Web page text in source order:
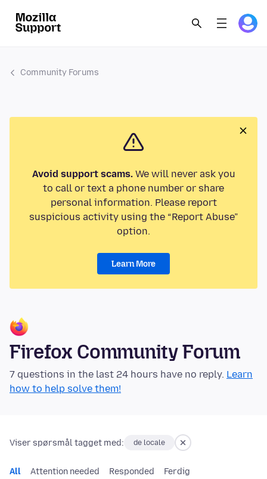
Community Forums
Avoid support scams.We will never ask you
to call or text a phone number or share
personal information. Please report
suspicious activity using the “Report Abuse”
option.
Learn More
Firefox Community Forum
7 questions in the last 24 hours have no reply. Learn
how to help solve them!
Viser spørsmål tagget med: de locale
All Attention needed Responded Ferdig